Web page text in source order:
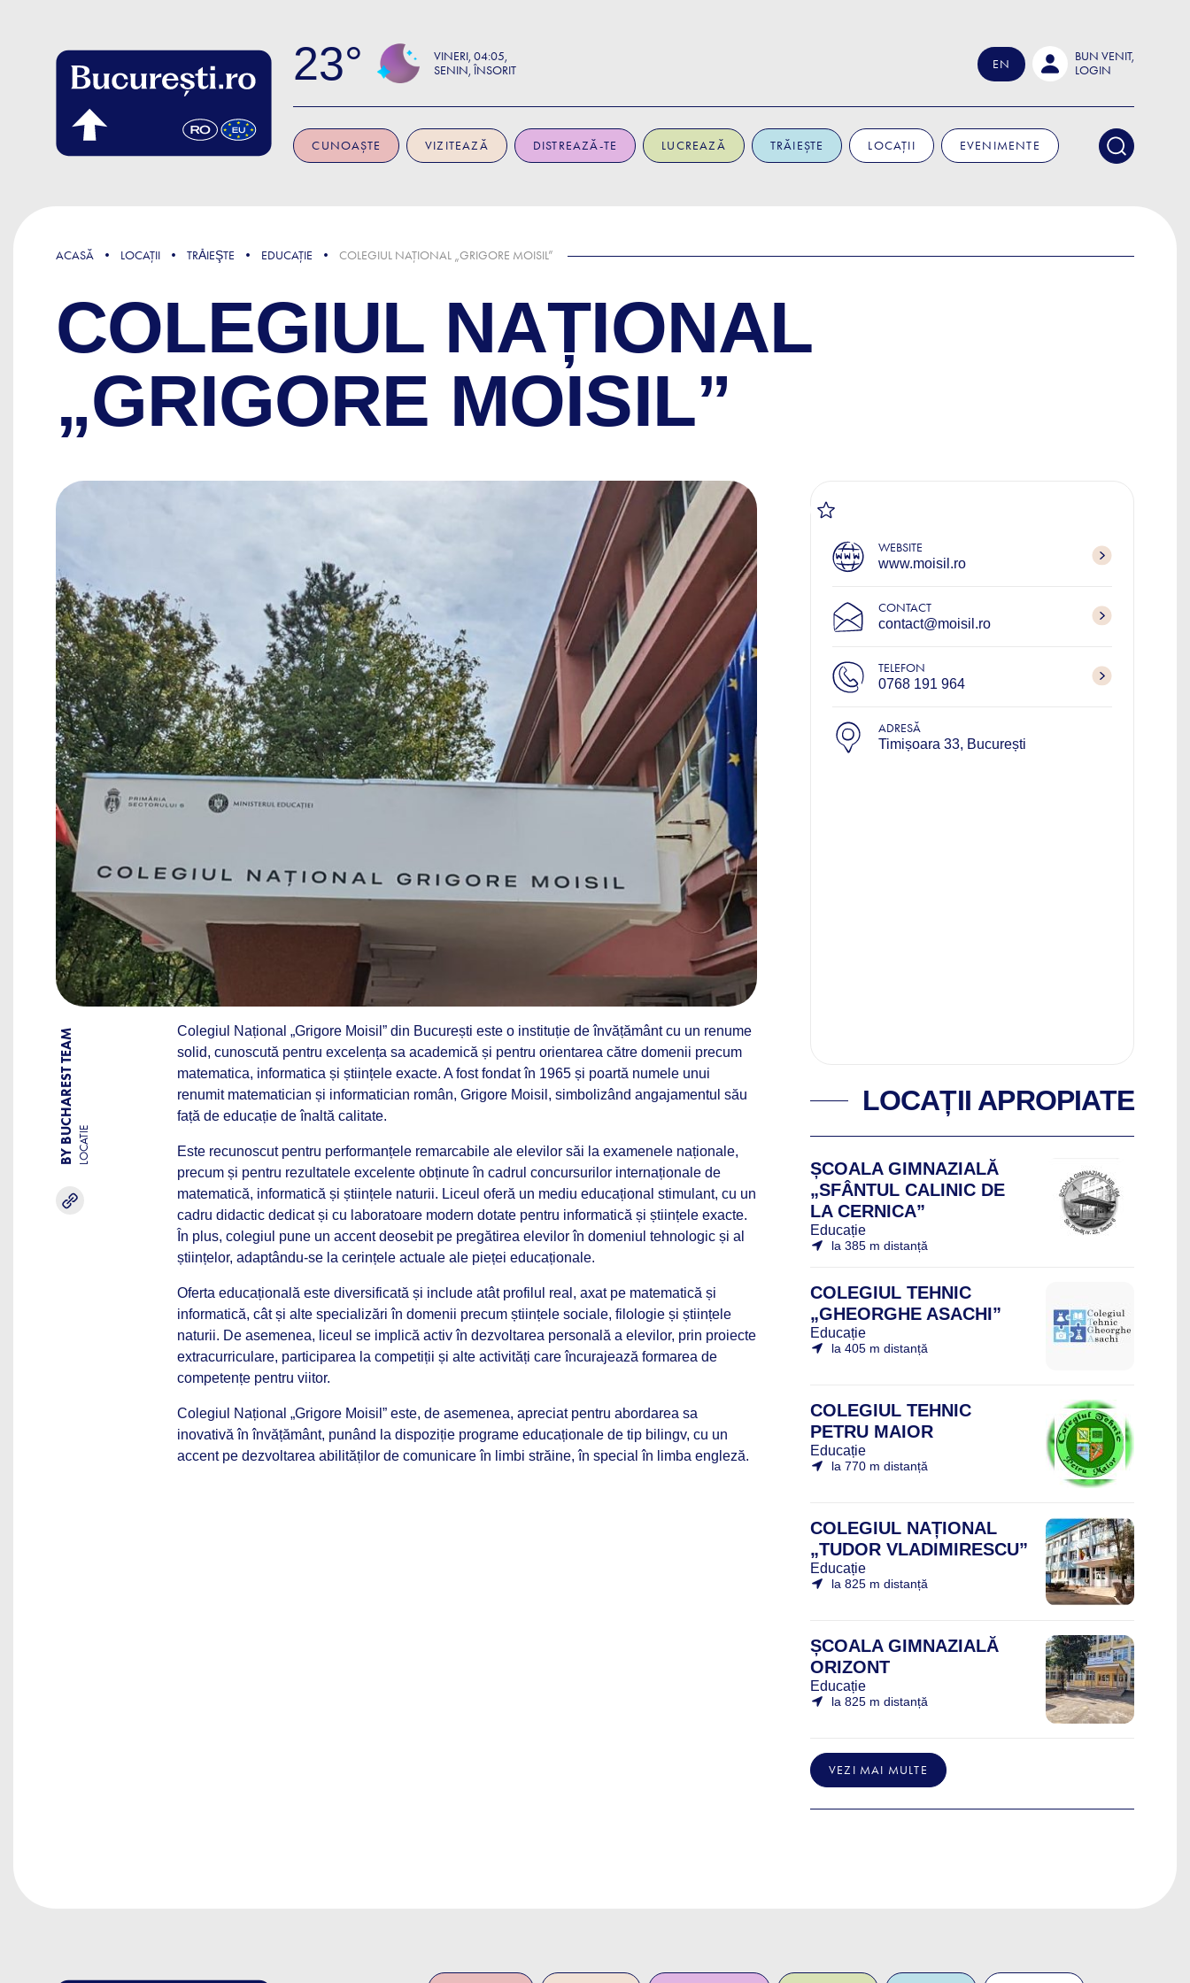
23 VINERI 04:05
SENIN, ÎNSORIT
EN
BUN VENIT,
LOGIN
CUNOAȘTE VIZITEAZĂ DISTREAZĂ-TE LUCREAZĂ TRĂIEȘTE LOCAȚII EVENIMENTE
ACASĂ LOCAȚII TRǍIEŞTE EDUCAȚIE COLEGIUL NAȚIONAL „GRIGORE MOISIL”
COLEGIUL NAȚIONAL
„GRIGORE MOISIL”
BY BUCHAREST TEAM LOCATIE
Colegiul Național „Grigore Moisil” din București este o instituție de învățământ cu un renume
solid, cunoscută pentru excelența sa academică și pentru orientarea către domenii precum
matematica, informatica și științele exacte. A fost fondat în 1965 și poartă numele unui
renumit matematician și informatician român, Grigore Moisil, simbolizând angajamentul său
față de educație de înaltă calitate.
Este recunoscut pentru performanțele remarcabile ale elevilor săi la examenele naționale,
precum și pentru rezultatele excelente obținute în cadrul concursurilor internaționale de
matematică, informatică și științele naturii. Liceul oferă un mediu educațional stimulant, cu un
cadru didactic dedicat și cu laboratoare modern dotate pentru informatică și științele exacte.
În plus, colegiul pune un accent deosebit pe pregătirea elevilor în domeniul tehnologic și al
științelor, adaptându-se la cerințele actuale ale pieței educaționale.
Oferta educațională este diversificată și include atât profilul real, axat pe matematică și
informatică, cât și alte specializări în domenii precum științele sociale, filologie și științele
naturii. De asemenea, liceul se implică activ în dezvoltarea personală a elevilor, prin proiecte
extracurriculare, participarea la competiții și alte activități care încurajează formarea de
competențe pentru viitor.
Colegiul Național „Grigore Moisil” este, de asemenea, apreciat pentru abordarea sa
inovativă în învățământ, punând la dispoziție programe educaționale de tip bilingv, cu un
accent pe dezvoltarea abilităților de comunicare în limbi străine, în special în limba engleză.
WEBSITE
www.moisil.ro
CONTACT
contact@moisil.ro
TELEFON
0768 191 964
ADRESĂ
Timișoara 33, București
LOCAȚII APROPIATE
ȘCOALA GIMNAZIALĂ
„SFÂNTUL CALINIC DE
LA CERNICA”
Educație
la 385 m distanță
COLEGIUL TEHNIC
„GHEORGHE ASACHI”
Educație
la 405 m distanță
COLEGIUL TEHNIC
PETRU MAIOR
Educație
la 770 m distanță
COLEGIUL NAȚIONAL
„TUDOR VLADIMIRESCU”
Educație
la 825 m distanță
ȘCOALA GIMNAZIALĂ
ORIZONT
Educație
la 825 m distanță
VEZI MAI MULTE